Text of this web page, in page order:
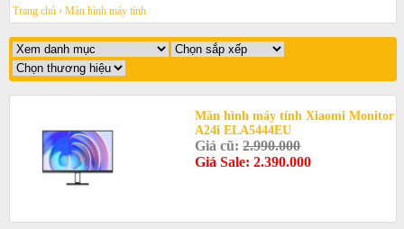
Trang chủ › Màn hình máy tính
Màn hình máy tính Xiaomi Monitor
A24i ELA5444EU
Giá cũ:2.990.000
Giá Sale: 2.390.000